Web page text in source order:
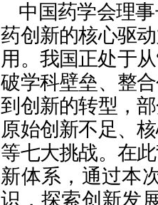
中国药学会理
药创新的核心驱
用。我国正处于
破学科壁垒、整
到创新的转型，
原始创新不足、
等七大挑战。在
新体系，通过本
识，探索创新发